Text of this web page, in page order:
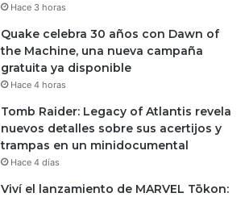
Hace 3 horas
Quake celebra 30 años con Dawn of
the Machine, una nueva campaña
gratuita ya disponible
Hace 4 horas
Tomb Raider: Legacy of Atlantis revela
nuevos detalles sobre sus acertijos y
trampas en un minidocumental
Hace 4 días
Viví el lanzamiento de MARVEL Tōkon: